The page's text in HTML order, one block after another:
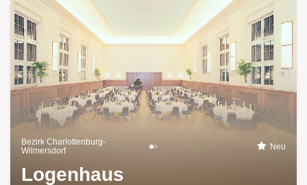
Bezirk Charlottenburg-
Wilmersdorf
Neu
Logenhaus